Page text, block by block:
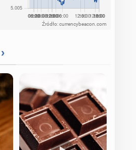
Źródło: currencybeacon.com
›